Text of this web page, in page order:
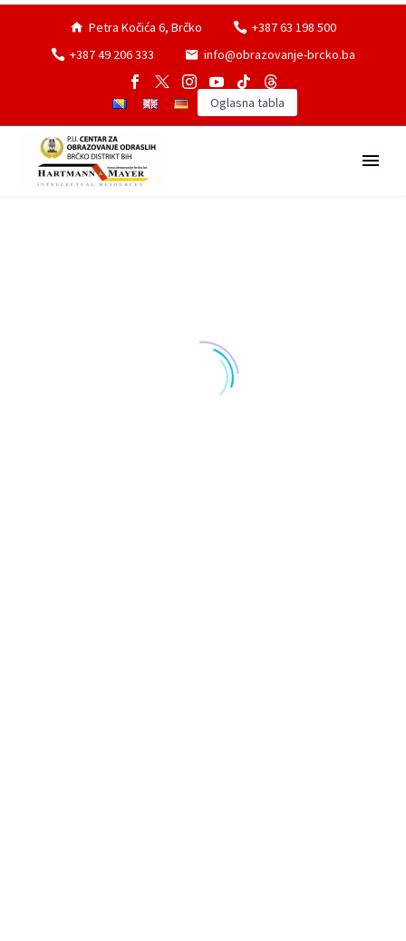
Petra Kočića 6, Brčko
+387 63 198 500
+387 49 206 333
info@obrazovanje-brcko.ba
Oglasna tabla